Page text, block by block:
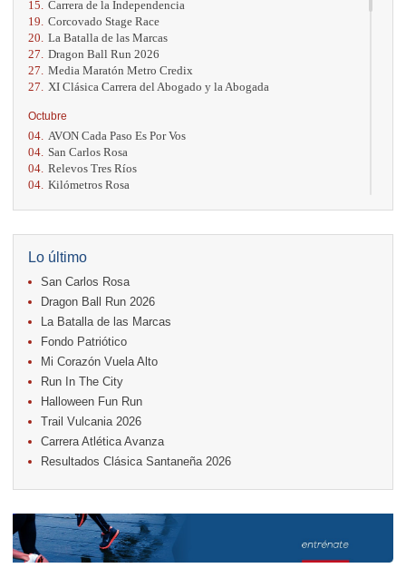
15. Carrera de la Independencia
19. Corcovado Stage Race
20. La Batalla de las Marcas
27. Dragon Ball Run 2026
27. Media Maratón Metro Credix
27.
XI Clásica Carrera del Abogado y la Abogada
Octubre
04. AVON Cada Paso Es Por Vos
04. San Carlos Rosa
04. Relevos Tres Ríos
04. Kilómetros Rosa
18. Casa Turire Trail Run
18.
Warriors Run Circuit
18. Samsung Jacó Beach Half Marathon 2026
25. KRun by Under Armour
25. Run Alajuela
31.
Halloween Fun Run
Noviembre
08. Lindora Run
15. Entre Pan y Rosas
Diciembre
Trail Vulcania 2026
12. Media Maratón Puntarenas 2026
Lo último
San Carlos Rosa
Dragon Ball Run 2026
La Batalla de las Marcas
Fondo Patriótico
Mi Corazón Vuela Alto
Run In The City
Halloween Fun Run
Trail Vulcania 2026
Carrera Atlética Avanza
Resultados Clásica Santaneña 2026